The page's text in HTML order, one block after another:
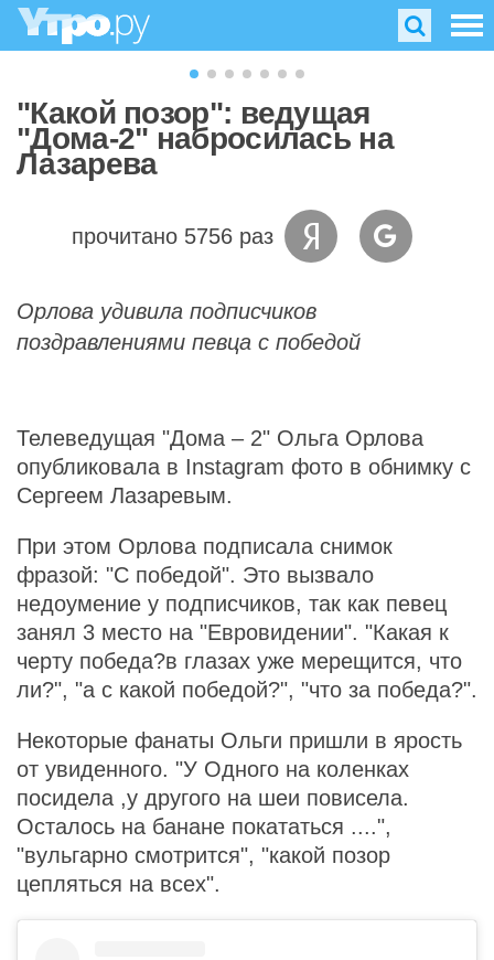
"Какой позор": ведущая
"Дома-2" набросилась на
Лазарева
прочитано 5756 раз
Орлова удивила подписчиков
поздравлениями певца с победой
Телеведущая "Дома – 2" Ольга Орлова
опубликовала в Instagram фото в обнимку с
Сергеем Лазаревым.
При этом Орлова подписала снимок
фразой: "С победой". Это вызвало
недоумение у подписчиков, так как певец
занял 3 место на "Евровидении". "Какая к
черту победа?в глазах уже мерещится, что
ли?", "а с какой победой?", "что за победа?".
Некоторые фанаты Ольги пришли в ярость
от увиденного. "У Одного на коленках
посидела ,у другого на шеи повисела.
Осталось на банане покататься ....",
"вульгарно смотрится", "какой позор
цепляться на всех".